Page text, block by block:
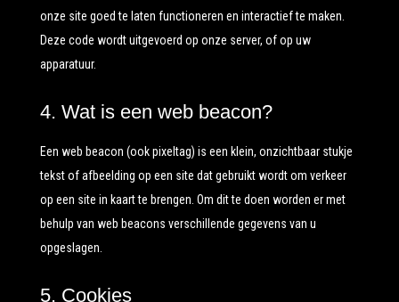
onze site goed te laten functioneren en interactief te maken.
Deze code wordt uitgevoerd op onze server, of op uw
apparatuur.
4. Wat is een web beacon?
Een web beacon (ook pixeltag) is een klein, onzichtbaar stukje
tekst of afbeelding op een site dat gebruikt wordt om verkeer
op een site in kaart te brengen. Om dit te doen worden er met
behulp van web beacons verschillende gegevens van u
opgeslagen.
5. Cookies